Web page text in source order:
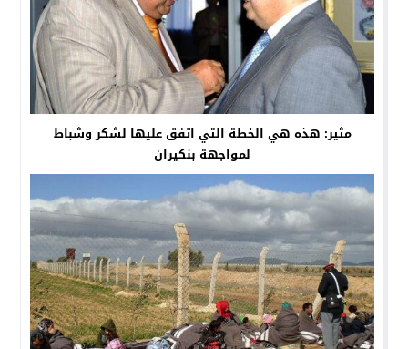
مثير: هذه هي الخطة التي اتفق عليها لشكر وشباط
لمواجهة بنكيران